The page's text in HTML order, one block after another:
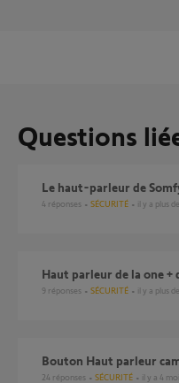
Questions
Le haut-parleur de
4 réponses SÉCURITÉ il y a plus
Haut parleur de la one
9 réponses SÉCURITÉ il y a plus
Bouton Haut parleur
24 réponses SÉCURITÉ il y a 4